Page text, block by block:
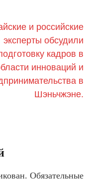
и российские
эксперты обсудили
кадров в
инноваций и
в
Шэньчжэне.
Обязательные